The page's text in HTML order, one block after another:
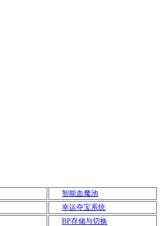
智能血魔池
幸运夺宝系统
BP存储与切换